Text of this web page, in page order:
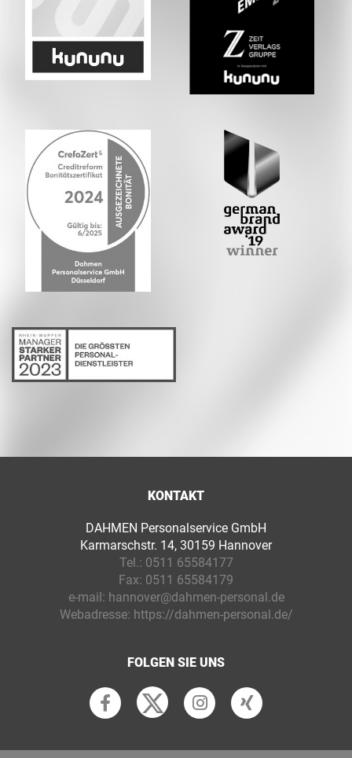
KONTAKT
DAHMEN Personalservice GmbH
Karmarschstr. 14, 30159 Hannover
Tel.: 0511 65584177
Fax: 0511 65584179
e-mail: hannover@dahmen-personal.de
Webadresse: https://dahmen-personal.de/
FOLGEN SIE UNS